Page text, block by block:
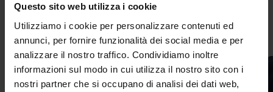
Questo sito web utilizza i cookie
Utilizziamo i cookie per personalizzare contenuti ed
annunci, per fornire funzionalità dei social media e per
analizzare il nostro traffico. Condividiamo inoltre
informazioni sul modo in cui utilizza il nostro sito con i
nostri partner che si occupano di analisi dei dati web,